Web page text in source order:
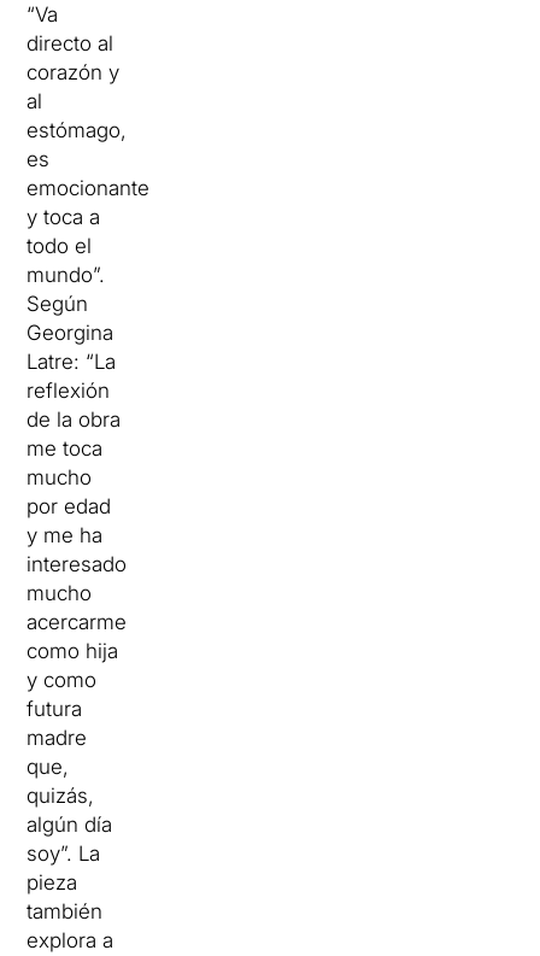
“Va
directo al
corazón y
al
estómago,
es
emocionante
y toca a
todo el
mundo”.
Según
Georgina
Latre: “La
reflexión
de la obra
me toca
mucho
por edad
y me ha
interesado
mucho
acercarme
como hija
y como
futura
madre
que,
quizás,
algún día
soy”. La
pieza
también
explora a